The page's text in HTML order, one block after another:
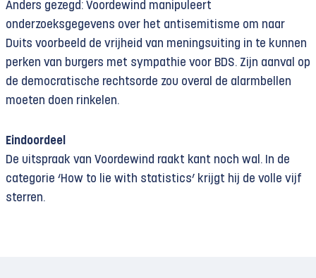
Anders gezegd: Voordewind manipuleert
onderzoeksgegevens over het antisemitisme om naar
Duits voorbeeld de vrijheid van meningsuiting in te kunnen
perken van burgers met sympathie voor BDS. Zijn aanval op
de democratische rechtsorde zou overal de alarmbellen
moeten doen rinkelen.
Eindoordeel
De uitspraak van Voordewind raakt kant noch wal. In de
categorie ‘How to lie with statistics’ krijgt hij de volle vijf
sterren.